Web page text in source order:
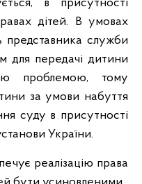
в присутності
дітей. В умовах
представника служби
для передачі дитини
проблемою, тому
за умови набуття
суду в присутності
України.
реалізацію права